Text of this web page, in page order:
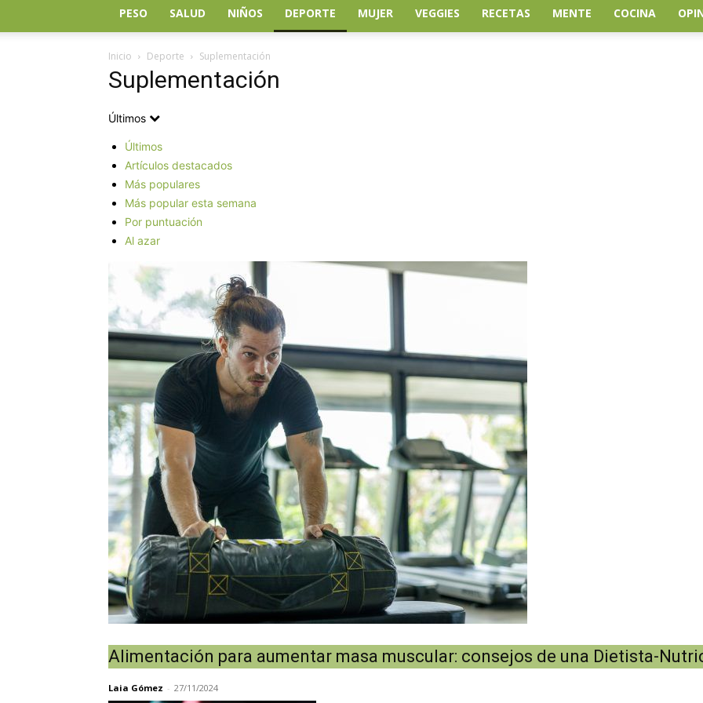
PESO SALUD NIÑOS DEPORTE MUJER VEGGIES RECETAS MENTE COCINA
Inicio Deporte Suplementación
Suplementación
Últimos
Últimos
Artículos destacados
Más populares
Más popular esta semana
Por puntuación
Al azar
Alimentación para aumentar masa muscular: consejos de una Dietista-
Laia Gómez - 27/11/2024